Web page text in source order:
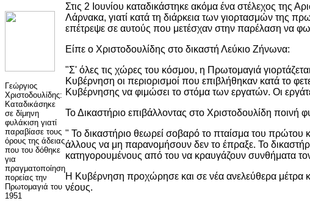
Γεώργιος
Χριστοδουλίδης:
Καταδικάσηκε
σε δίμηνη
φυλάκιση γιατί
παραβίασε τους
όρους της άδειας
που του δόθηκε
για
πραγματοποίηση
πορείας την
Πρωτομαγιά του
1951
Στις 2 Ιουνίου καταδικάστηκε ακόμα ένα στέλεχος της
Λάρνακα, γιατί κατά τη διάρκεια των γιορτασμών της
επέτρεψε σε αυτούς που μετέσχαν στην παρέλαση να
Είπε ο Χριστοδουλίδης στο δικαστή Λεύκιο Ζήνωνα:
"Σ' όλες τις χώρες του κόσμου, η Πρωτομαγιά
Κυβέρνηση οι περιορισμοί που επιβλήθηκαν κατά το
Κυβέρνησης να φιμώσει το στόμα των εργατών. Οι
Το Δικαστήριο επιβάλλοντας στο Χριστοδουλίδη ποινή
" Το δικαστήριο θεωρεί σοβαρό το πταίσμα του πρώτου
άλλους να μη παρανομήσουν δεν το έπραξε. Το
κατηγορουμένους από του να κραυγάζουν συνθήματα
Η Κυβέρνηση προχώρησε και σε νέα ανελεύθερα μέτρα
νέους.